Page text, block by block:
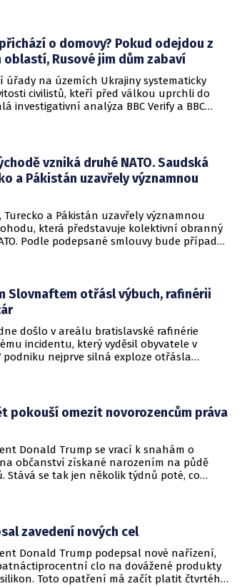
o domovy? Pokud odejdou z
oblastí, Rusové jim dům zabaví
úřady na územích Ukrajiny systematicky
civilistů, kteří před válkou uprchli do
investigativní analýza BBC Verify a BBC
vzniká druhé NATO. Saudská
a Pákistán uzavřely významnou
Turecko a Pákistán uzavřely významnou
která představuje kolektivní obranný
Podle podepsané smlouvy bude případný
Slovnaftem otřásl výbuch, rafinérii
došlo v areálu bratislavské rafinérie
incidentu, který vyděsil obyvatele v
podniku nejprve silná exploze otřásla
pokouší omezit novorozencům práva
Donald Trump se vrací k snahám o
občanství získané narozením na půdě
Stává se tak jen několik týdnů poté, co
zavedení nových cel
Donald Trump podepsal nové nařízení,
clo na dovážené produkty
Toto opatření má začít platit čtvrtého